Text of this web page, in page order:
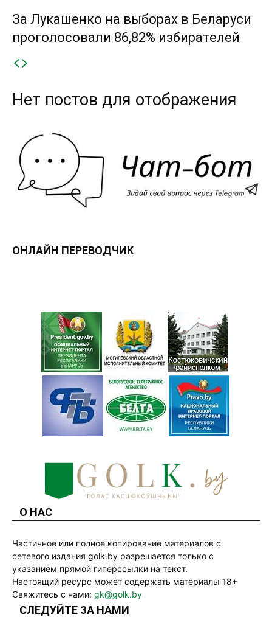
За Лукашенко на выборах в Беларуси
проголосовали 86,82% избирателей
Нет постов для отображения
ОНЛАЙН ПЕРЕВОДЧИК
О НАС
Частичное или полное копирование материалов с
сетевого издания golk.by разрешается только с
указанием прямой гиперссылки на текст.
Настоящий ресурс может содержать материалы 18+
Свяжитесь с нами: gk@golk.by
СЛЕДУЙТЕ ЗА НАМИ